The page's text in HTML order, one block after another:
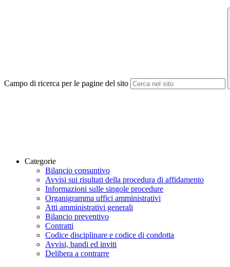
Campo di ricerca per le pagine del sito
Categorie
Bilancio consuntivo
Avvisi sui risultati della procedura di affidamento
Informazioni sulle singole procedure
Organigramma uffici amministrativi
Atti amministrativi generali
Bilancio preventivo
Contratti
Codice disciplinare e codice di condotta
Avvisi, bandi ed inviti
Delibera a contrarre